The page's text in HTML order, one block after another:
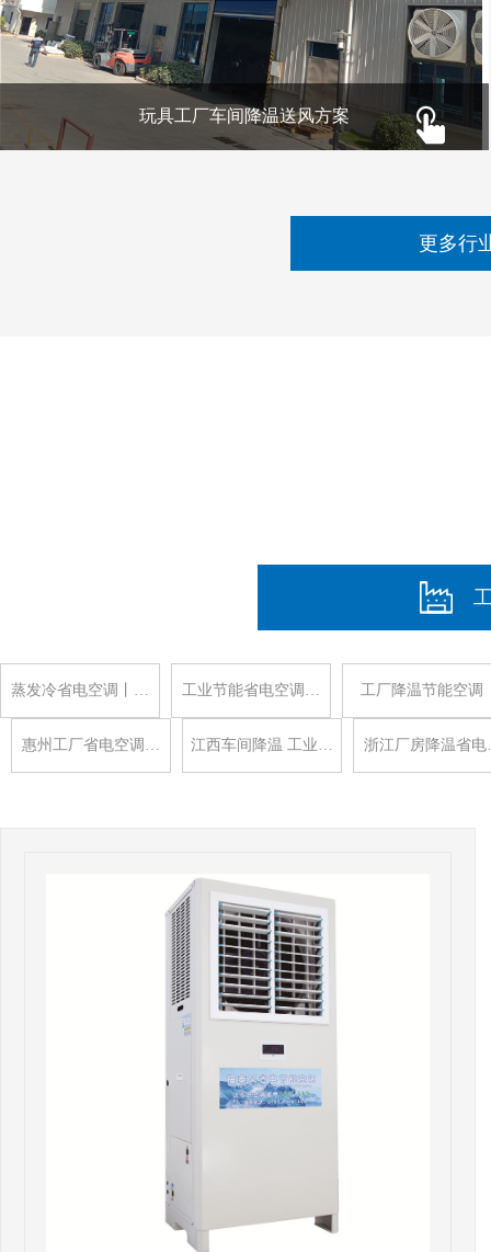
玩具工厂车间降温送风方案
更多行
蒸发冷省电空调丨… 工业节能省电空调… 工厂降温节能空调
惠州工厂省电空调… 江西车间降温 工业… 浙江厂房降温省